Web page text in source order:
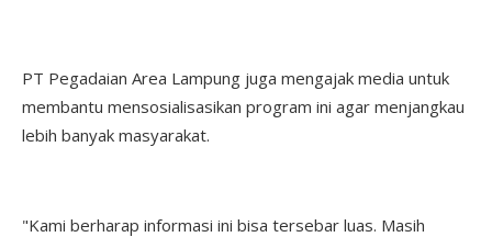
PT Pegadaian Area Lampung juga mengajak media untuk
membantu mensosialisasikan program ini agar menjangkau
lebih banyak masyarakat.
"Kami berharap informasi ini bisa tersebar luas. Masih